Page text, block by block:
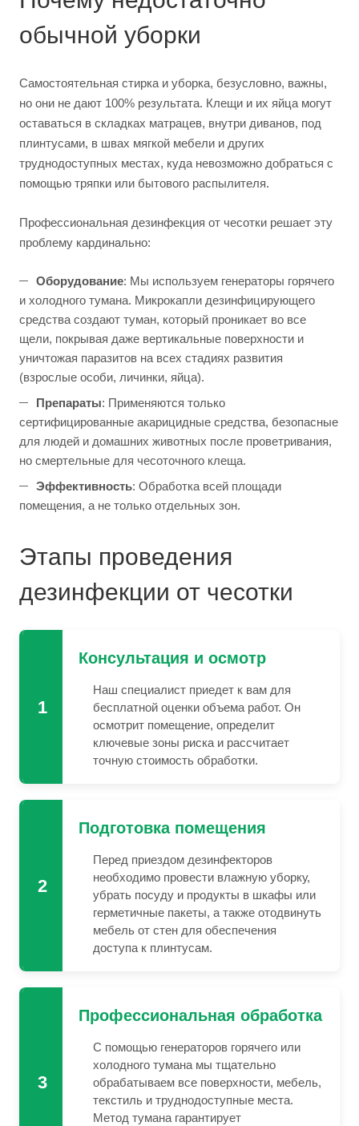
обычной уборки
Самостоятельная стирка и уборка, безусловно, важны,
но они не дают 100% результата. Клещи и их яйца могут
оставаться в складках матрацев, внутри диванов, под
плинтусами, в швах мягкой мебели и других
труднодоступных местах, куда невозможно добраться с
помощью тряпки или бытового распылителя.
Профессиональная дезинфекция от чесотки решает эту
проблему кардинально:
Оборудование: Мы используем генераторы горячего
и холодного тумана. Микрокапли дезинфицирующего
средства создают туман, который проникает во все
щели, покрывая даже вертикальные поверхности и
уничтожая паразитов на всех стадиях развития
(взрослые особи, личинки, яйца).
Препараты: Применяются только
сертифицированные акарицидные средства, безопасные
для людей и домашних животных после проветривания,
но смертельные для чесоточного клеща.
Эффективность: Обработка всей площади
помещения, а не только отдельных зон.
Этапы проведения
дезинфекции от чесотки
1
Консультация и осмотр
Наш специалист приедет к вам для
бесплатной оценки объема работ. Он
осмотрит помещение, определит
ключевые зоны риска и рассчитает
точную стоимость обработки.
2
Подготовка помещения
Перед приездом дезинфекторов
необходимо провести влажную уборку,
убрать посуду и продукты в шкафы или
герметичные пакеты, а также отодвинуть
мебель от стен для обеспечения
доступа к плинтусам.
3
Профессиональная обработка
С помощью генераторов горячего или
холодного тумана мы тщательно
обрабатываем все поверхности, мебель,
текстиль и труднодоступные места.
Метод тумана гарантирует